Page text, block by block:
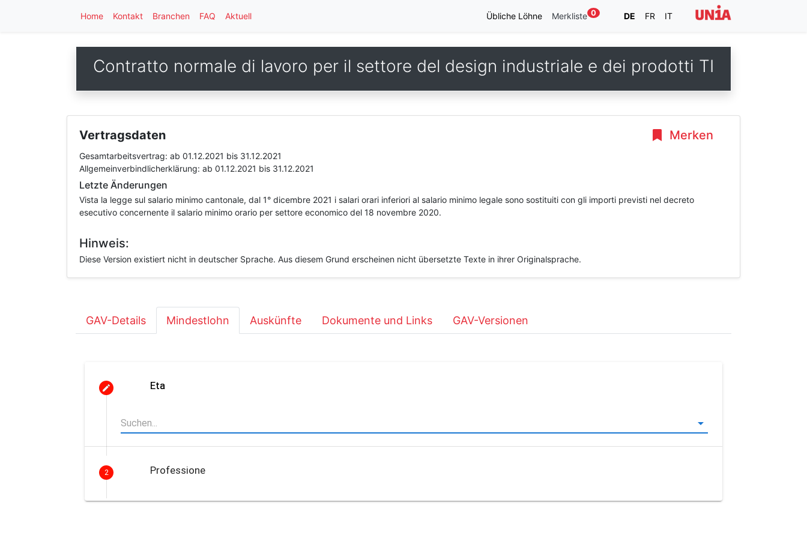
Home Kontakt Branchen FAQ Aktuell Übliche Löhne Merkliste 0 DE FR IT
Contratto normale di lavoro per il settore del design industriale e dei prodotti TI
Merken
Vertragsdaten
Gesamtarbeitsvertrag: ab 01.12.2021 bis 31.12.2021
Allgemeinverbindlicherklärung: ab 01.12.2021 bis 31.12.2021
Letzte Änderungen
Vista la legge sul salario minimo cantonale, dal 1° dicembre 2021 i salari orari inferiori al salario minimo legale sono sostituiti con gli importi previsti nel decreto
esecutivo concernente il salario minimo orario per settore economico del 18 novembre 2020.
Hinweis:
Diese Version existiert nicht in deutscher Sprache. Aus diesem Grund erscheinen nicht übersetzte Texte in ihrer Originalsprache.
GAV-Details Mindestlohn Auskünfte Dokumente und Links GAV-Versionen
Eta
2 Professione